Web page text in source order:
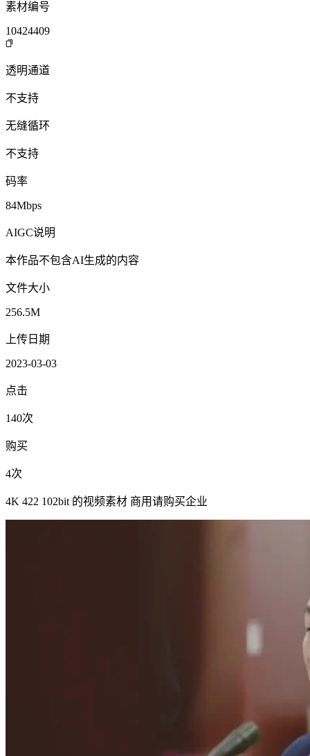
素材编号
10424409
透明通道
不支持
无缝循环
不支持
码率
84Mbps
AIGC说明
本作品不包含AI生成的内容
文件大小
256.5M
上传日期
2023-03-03
点击
140次
购买
4次
4K 422 102bit 的视频素材 商用请购买企业